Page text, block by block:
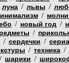
луна / львы /
/
/ новый год /
/
/ сердечки /
/ техника /
/ шарики /